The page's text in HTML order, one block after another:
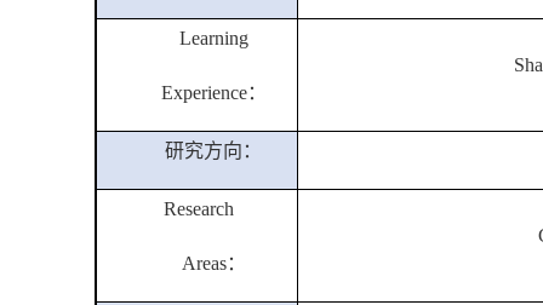
Learning
Experience：
研究方向：
Research
Areas：